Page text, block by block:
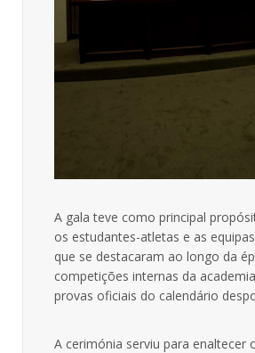
A gala teve como principal
os estudantes-atletas e as
que se destacaram ao longo da
competições internas da
provas oficiais do calendário
A cerimónia serviu para enaltecer